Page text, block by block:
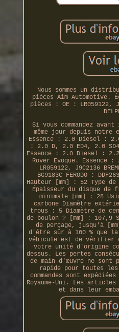
Nous sommes un
pièces Aim Automotive.
pièces : OE : LR059122,
Si vous commandez
même jour depuis notre
Essence : 2.0 Diesel :
: 2.0 D, 2.0 ED4, 2.0
Essence : 2.0 Diesel :
Rover Evoque.
LR059122, J9C2136
BG9183C FERODO :
Hauteur [mm] : 52 Type
Épaisseur du disque de
minimale [mm] : 28
carbone Diamètre
trous : 5 Diamètre de
de boulon ? [mm] : 107,9
de perçage, jusqu'à
d'être sûr à 100 % que
véhicule est de vérifier
votre unité d'origine
dessus. Les pertes
de main-d'œuvre ne sont
rapide pour toutes les
commandes sont
Royaume-Uni. Les
et dans leur